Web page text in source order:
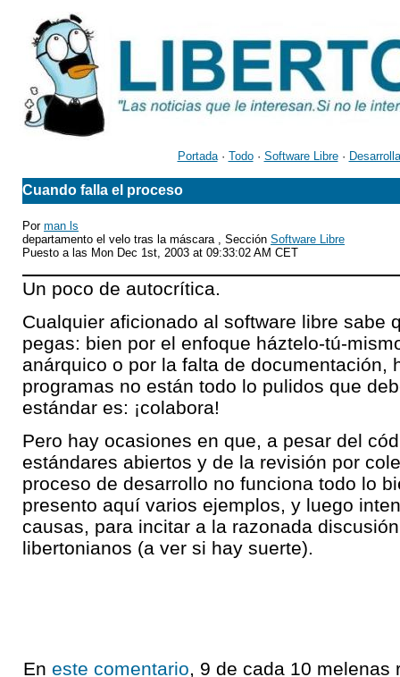
Portada· Todo· Software Libre·
Cuando falla el proceso
Por man ls
departamento el velo tras la máscara , Sección Software Libre
Puesto a las Mon Dec 1st, 2003 at 09:33:02 AM CET
Un poco de autocrítica.
Cualquier aficionado al software libre sabe
pegas: bien por el enfoque háztelo-tú-
anárquico o por la falta de documentación,
programas no están todo lo pulidos que
estándar es: ¡colabora!
Pero hay ocasiones en que, a pesar del
estándares abiertos y de la revisión por
proceso de desarrollo no funciona todo lo
presento aquí varios ejemplos, y luego
causas, para incitar a la razonada
libertonianos (a ver si hay suerte).
En este comentario, 9 de cada 10 melenas